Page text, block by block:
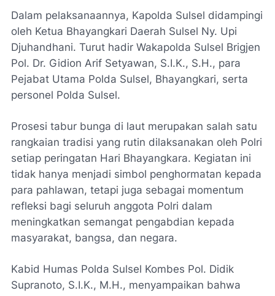
Dalam pelaksanaannya, Kapolda Sulsel didampingi
oleh Ketua Bhayangkari Daerah Sulsel Ny. Upi
Djuhandhani. Turut hadir Wakapolda Sulsel Brigjen
Pol. Dr. Gidion Arif Setyawan, S.I.K., S.H., para
Pejabat Utama Polda Sulsel, Bhayangkari, serta
personel Polda Sulsel.
Prosesi tabur bunga di laut merupakan salah satu
rangkaian tradisi yang rutin dilaksanakan oleh Polri
setiap peringatan Hari Bhayangkara. Kegiatan ini
tidak hanya menjadi simbol penghormatan kepada
para pahlawan, tetapi juga sebagai momentum
refleksi bagi seluruh anggota Polri dalam
meningkatkan semangat pengabdian kepada
masyarakat, bangsa, dan negara.
Kabid Humas Polda Sulsel Kombes Pol. Didik
Supranoto, S.I.K., M.H., menyampaikan bahwa